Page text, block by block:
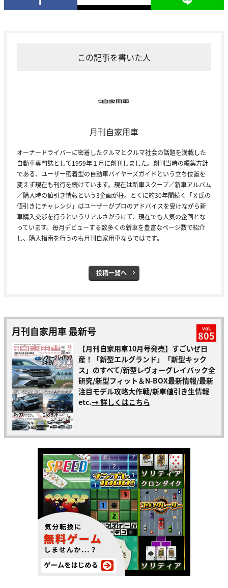
この記事を書いた人
月刊自家用車
オーナードライバーに密着したクルマとクルマ社会の話題を満載した
自動車専門誌として1959年１月に創刊しました。創刊当時の編集方針
である、ユーザー密着型の自動車バイヤーズガイドという立ち位置を
変えず現在も刊行を続けています。現在は新車スクープ／新車アルバム
／購入時の値引き情報という3企画が柱。とくに約30年間続く「Ｘ氏の
値引きにチャレンジ」はユーザーがプロのアドバイスを受けながら新
車購入交渉を行うというリアルさがうけて、現在でも人気の企画とな
っています。毎月デビューする数多くの新車を豊富なページ数で紹介
し、購入指南を行うのも月刊自家用車ならではです。
投稿一覧へ
月刊自家用車 最新号 vol.
805
【月刊自家用車10月号発売】すごいぜ日
産！「新型エルグランド」「新型キック
ス」のすべて/新型レヴォーグレイバック全
研究/新型フィット＆N-BOX最新情報/最新
注目モデル攻略大作戦/新車値引き生情報
etc.→ 詳しくはこちら